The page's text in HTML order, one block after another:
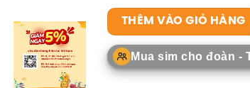
THÊM VÀO GIỎ HÀNG
Mua sim cho đoàn -